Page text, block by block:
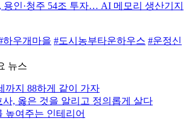
용인·청주 54조 투자… AI 메모리 생산기지
하우개마을 #도시농부타운하우스 #운정신
뉴스
까지 88하게 같이 가자
사, 옳은 것을 알리고 정의롭게 살다
높여주는 인테리어